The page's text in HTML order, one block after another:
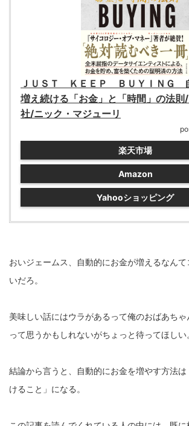
ＪＵＳＴ ＫＥＥＰ ＢＵＹＩＮＧ
増え続ける「お金」と「時間」の法則
社/ニック・マジューリ
楽天市場
Amazon
Yahooショッピング
おいジェームス、自動的にお金が増えるなん
いだろ。
美味しい話にはウラがあるって俺のおばあち
って思うかもしれないがちょっと待ってほしい
結論から言うと、自動的にお金を増やす方法
けること」になる。